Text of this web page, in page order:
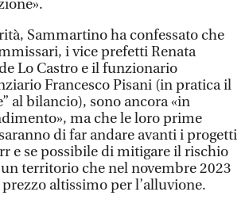
Sammartino ha confessato che
i vice prefetti Renata
Lo Castro e il funzionario
Francesco Pisani (in pratica il
al bilancio), sono ancora «in
ma che le loro prime
di far andare avanti i progetti
e se possibile di mitigare il rischio
territorio che nel novembre 2023
altissimo per l’alluvione.